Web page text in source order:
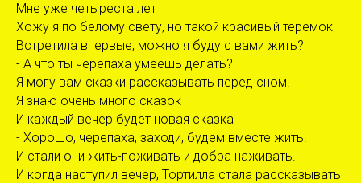
Мне уже четыреста лет
Хожу я по белому свету, но такой красивый теремок
Встретила впервые, можно я буду с вами жить?
- А что ты черепаха умеешь делать?
Я могу вам сказки рассказывать перед сном.
Я знаю очень много сказок
И каждый вечер будет новая сказка
- Хорошо, черепаха, заходи, будем вместе жить.
И стали они жить-поживать и добра наживать.
И когда наступил вечер, Тортилла стала рассказывать